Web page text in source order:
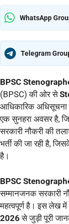
WhatsApp
Telegram
BPSC
(BPSC) की ओर से
आधिकारिक अधिसूचना
एक सुनहरा अवसर है,
सरकारी नौकरी की
भर्ती की जा रही है,
है।
BPSC
सम्मानजनक सरकारी
महत्वपूर्ण है। इस लेख
2026से जुड़ी पूरी